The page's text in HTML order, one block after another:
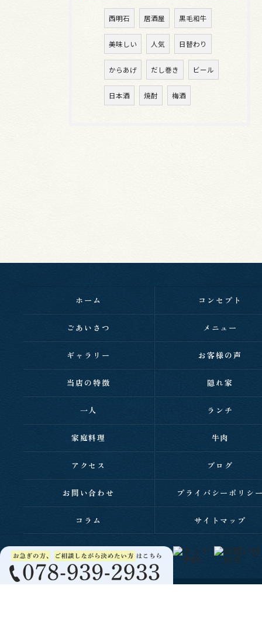
西明石 居酒屋 黒毛和牛
美味しい 人気 日替わり
からあげ だし巻き ビール
日本酒 焼酎 梅酒
ホーム コンセプト
ごあいさつ メニュー
ギャラリー お客様の声
当店の特徴 隠れ家
一人 ランチ
家庭料理 牛肉
アクセス ブログ
お問い合わせ プライバシーポリシ
コラム サイトマップ